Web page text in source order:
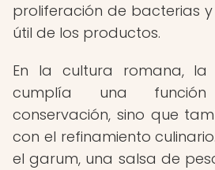
proliferación de bacterias
útil de los productos.
En la cultura romana, la
cumplía una
conservación, sino que
con el refinamiento
el garum, una salsa de